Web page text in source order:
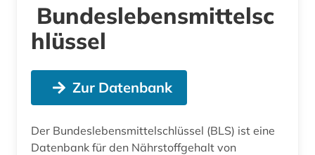
Bundeslebensmittelsc
hlüssel
Zur Datenbank
Der Bundeslebensmittelschlüssel (BLS) ist eine
Datenbank für den Nährstoffgehalt von